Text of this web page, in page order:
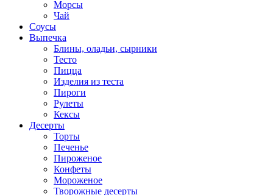
Морсы
Чай
Соусы
Выпечка
Блины, оладьи, сырники
Тесто
Пицца
Изделия из теста
Пироги
Рулеты
Кексы
Десерты
Торты
Печенье
Пироженое
Конфеты
Мороженое
Творожные десерты